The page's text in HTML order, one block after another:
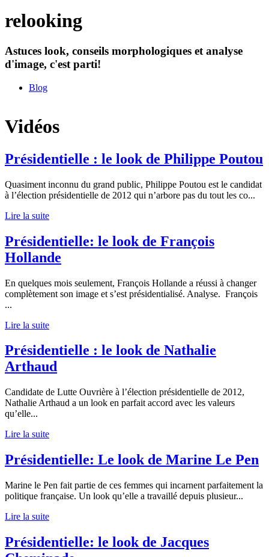
relooking
Astuces look, conseils morphologiques et analyse
d'image, c'est parti!
Blog
Vidéos
Présidentielle : le look de Philippe Poutou
Quasiment inconnu du grand public, Philippe Poutou est le candidat
à l’élection présidentielle de 2012 qui n’arbore pas du tout les co...
Lire la suite
Présidentielle: le look de François
Hollande
En quelques mois seulement, François Hollande a réussi à changer
complètement son image et s’est présidentialisé. Analyse. François
...
Lire la suite
Présidentielle : le look de Nathalie
Arthaud
Candidate de Lutte Ouvrière à l’élection présidentielle de 2012,
Nathalie Arthaud a un look en parfait accord avec les valeurs
qu’elle...
Lire la suite
Présidentielle: Le look de Marine Le Pen
Marine le Pen fait partie de ces femmes qui incarnent parfaitement la
politique française. Un look qu’elle a travaillé depuis plusieur...
Lire la suite
Présidentielle: le look de Jacques